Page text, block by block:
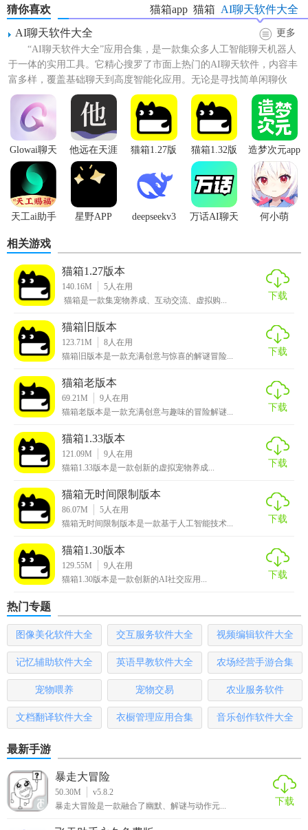
【猫箱1.27版本技巧】
1. 创建个性化AI角色：用户可以在猫箱中自行创作角色或故
事，打造更具个性化的聊天体验。利用AI创作助手，以一问
一答形式，提出想法并根据AI的指引，即可完成创作。
2. 探索多样AI角色：打开App后，用户可以像刷短视频一样划
动浏览不同的AI角色，并选择与感兴趣的角色进行对话。
可以输入自己当下的反应，以实现更真实、好沉浸的对话过
程。
4. 查看历史记录：赞过、聊过等历史记录位于主页右下角的
选单内，方便用户随时查看与AI角色的聊天记录。
1. AI角色库：猫箱拥有丰富多彩的AI角色，每个角色都有着
独特的性格和背景故事，为用户带来多样化的对话体验。
2. 创作社区：用户可以在平台内创作自己的故事和角色，并
通过社交功能分享给他人，形成一个充满活力的创作社区。
3. 实时互动功能：AI角色能够根据用户的输入实时响应，提
供连续的对话体验，让用户感受到与真实人对话的相似感。
时随地陪伴用户的虚拟好友，为用户提供情感支持和陪伴。
【猫箱1.27版本用法】
1. 下载与安装：用户可以在AppStore、应用宝等平台下载猫箱
1.27版本应用程序，并在手机上进行安装。
2. 注册与登录：打开应用程序后，用户需要进行注册或登录
入。
3. 选择角色：用户可以从AI角色库中选择一个感兴趣的AI角
色进行互动。
4. 开始对话：选择角色后，用户可以开始与AI角色进行文字
猜你喜欢 AI聊天软件大全
猫箱
猫箱app
AI聊天软件大全
更多
“AI聊天软件大全”应用合集，是一款集众多人工智能聊天机器人
于一体的实用工具。它精心搜罗了市面上热门的AI聊天软件，内容丰
富多样，覆盖基础聊天到高度智能化应用。无论是寻找简单闲聊伙
伴，还是渴望与智慧A...
Glowai聊天
他远在天涯
近在耳边
猫箱1.27版
猫箱1.32版
本
造梦次元app
天工ai助手 星野APP
deepseekv3
万话AI聊天 何小萌
相关游戏
猫箱1.27版本
140.16M 5人在用
猫箱是一款集宠物养成、互动交流、虚拟购...
下载
猫箱旧版本
123.71M 8人在用
猫箱旧版本是一款充满创意与惊喜的解谜冒险...
下载
猫箱老版本
69.21M 9人在用
猫箱老版本是一款充满创意与趣味的冒险解谜...
下载
猫箱1.33版本
121.09M 9人在用
猫箱1.33版本是一款创新的虚拟宠物养成...
下载
猫箱无时间限制版本
86.07M 5人在用
猫箱无时间限制版本是一款基于人工智能技术...
下载
猫箱1.30版本
129.55M 9人在用
猫箱1.30版本是一款创新的AI社交应用...
下载
热门专题
图像美化软件大全 交互服务软件大全 视频编辑软件大全
记忆辅助软件大全 英语早教软件大全 农场经营手游合集
宠物喂养 宠物交易 农业服务软件
文档翻译软件大全 衣橱管理应用合集 音乐创作软件大全
最新手游
暴走大冒险
50.30M
v5.8.2
暴走大冒险是一款融合了幽默、解谜与动作元...
下载